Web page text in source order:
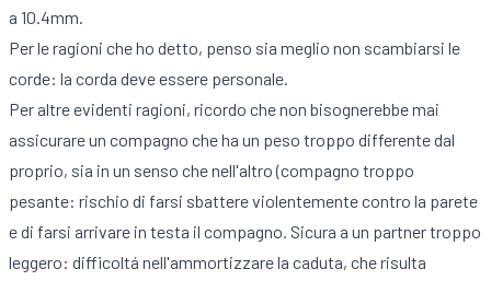
a 10.4mm.
Per le ragioni che ho detto, penso sia meglio non scambiarsi le
corde: la corda deve essere personale.
Per altre evidenti ragioni, ricordo che non bisognerebbe mai
assicurare un compagno che ha un peso troppo differente dal
proprio, sia in un senso che nell'altro (compagno troppo
pesante: rischio di farsi sbattere violentemente contro la parete
e di farsi arrivare in testa il compagno. Sicura a un partner troppo
leggero: difficoltá nell'ammortizzare la caduta, che risulta